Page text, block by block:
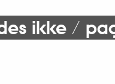
ikke /